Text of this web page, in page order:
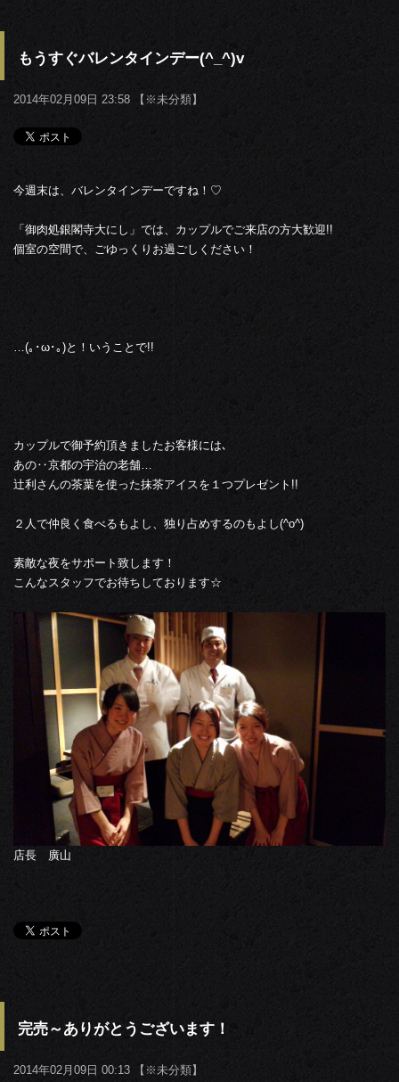
もうすぐバレンタインデー(^_^)v
2014年02月09日 23:58 【 ※未分類】
今週末は、バレンタインデーですね！♡
「御肉処銀閣寺大にし」では、カップルでご来店の方大歓迎!!
個室の空間で、ごゆっくりお過ごしください！
…(｡･ω･｡)と！いうことで!!
カップルで御予約頂きましたお客様には､
あの‥京都の宇治の老舗…
辻利さんの茶葉を使った抹茶アイスを１つプレゼント!!
２人で仲良く食べるもよし、独り占めするのもよし(^o^)
素敵な夜をサポート致します！
こんなスタッフでお待ちしております☆
店長 廣山
完売～ありがとうございます！
2014年02月09日 00:13 【 ※未分類】